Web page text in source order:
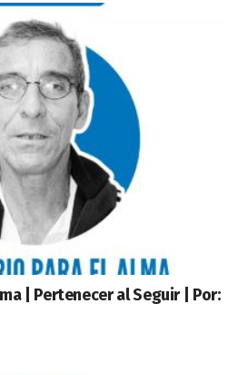
| Pertenecer al Seguir | Por: